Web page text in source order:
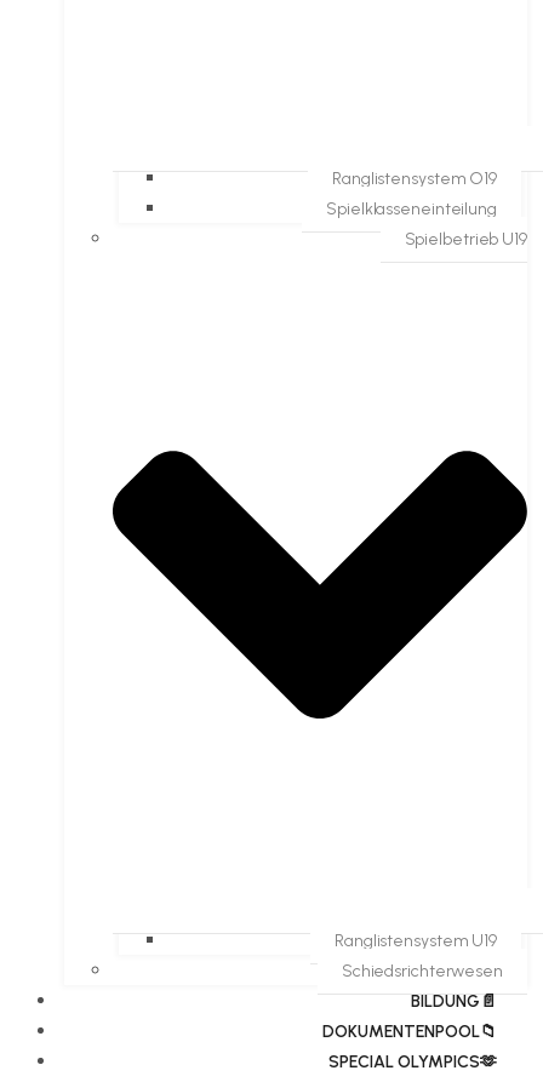
Ranglistensystem O19
Spielklasseneinteilung
Spielbetrieb U19
Ranglistensystem U19
Schiedsrichterwesen
BILDUNG📄
DOKUMENTENPOOL📁
​​SPECIAL OLYMPICS🫶